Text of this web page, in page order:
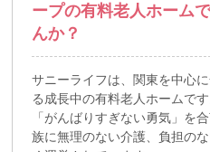
ープの有料老人ホーム
んか？
サニーライフは、関東を中心
る成長中の有料老人ホームです
「がんばりすぎない勇気」を
族に無理のない介護、負担の